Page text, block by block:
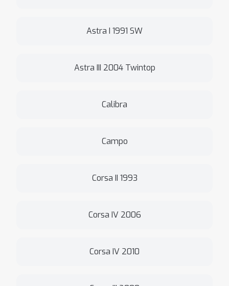
Astra I 1991 SW
Astra III 2004 Twintop
Calibra
Campo
Corsa II 1993
Corsa IV 2006
Corsa IV 2010